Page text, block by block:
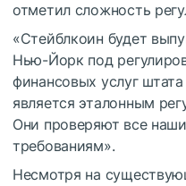
отметил сложность
«Стейблкоин будет
Нью-Йорк под
финансовых услуг
является эталонным
Они проверяют все
требованиям».
Несмотря на